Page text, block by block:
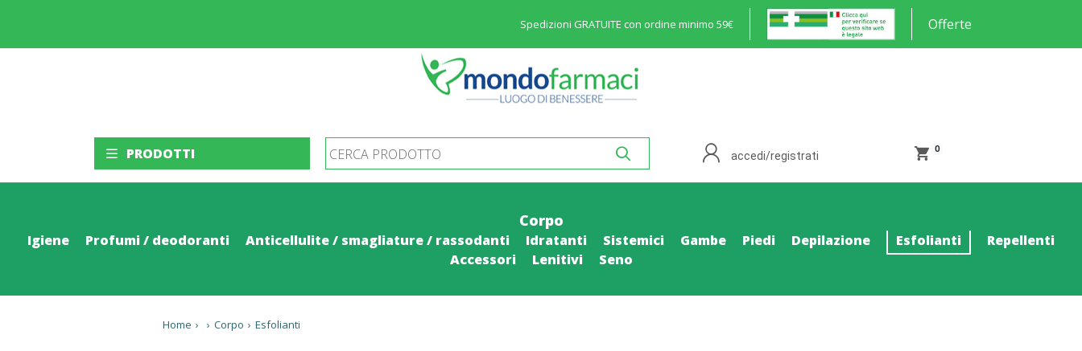
Spedizioni GRATUITE con ordine minimo 59€ Offerte
PRODOTTI accedi/registrati
0
Corpo
Igiene Profumi / deodoranti Anticellulite / smagliature / rassodanti Idratanti Sistemici Gambe Piedi Depilazione Esfolianti
Repellenti
Accessori
Lenitivi Seno
Home › › Corpo › Esfolianti